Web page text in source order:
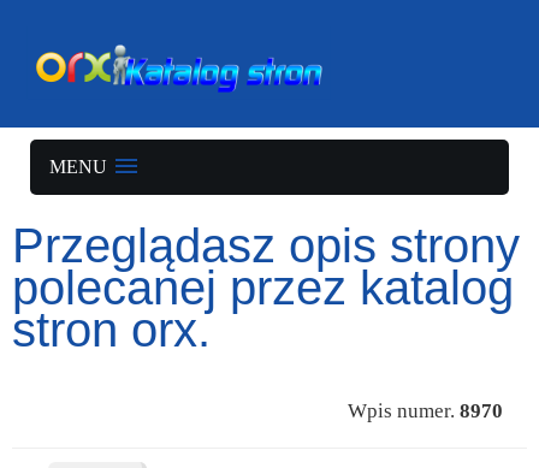
MENU
Przeglądasz opis strony
polecanej przez katalog
stron orx.
Wpis numer. 8970